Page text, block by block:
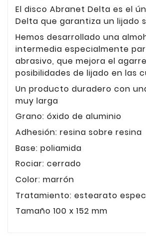
El disco Abranet Delta es el
Delta que garantiza un lijado
Hemos desarrollado una
intermedia especialmente
abrasivo, que mejora el
posibilidades de lijado en las
Un producto duradero con
muy larga
Grano: óxido de aluminio
Adhesión: resina sobre resina
Base: poliamida
Rociar: cerrado
Color: marrón
Tratamiento: estearato
Tamaño 100 x 152 mm